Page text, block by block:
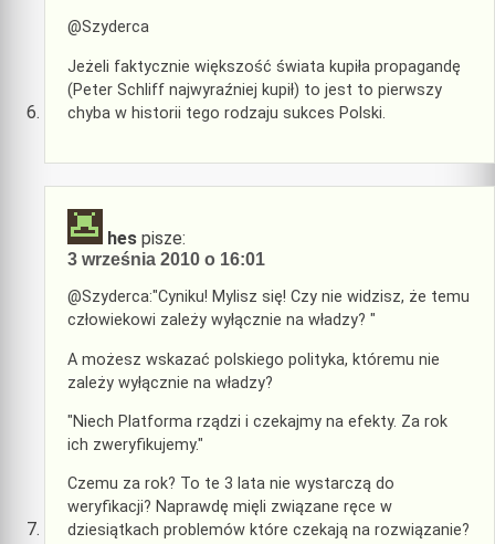
@Szyderca
Jeżeli faktycznie większość świata kupiła propagandę
(Peter Schliff najwyraźniej kupił) to jest to pierwszy
chyba w historii tego rodzaju sukces Polski.
hes pisze:
3 września 2010 o 16:01
@Szyderca:"Cyniku! Mylisz się! Czy nie widzisz, że temu
człowiekowi zależy wyłącznie na władzy? "
A możesz wskazać polskiego polityka, któremu nie
zależy wyłącznie na władzy?
"Niech Platforma rządzi i czekajmy na efekty. Za rok
ich zweryfikujemy."
Czemu za rok? To te 3 lata nie wystarczą do
weryfikacji? Naprawdę mięli związane ręce w
dziesiątkach problemów które czekają na rozwiązanie?